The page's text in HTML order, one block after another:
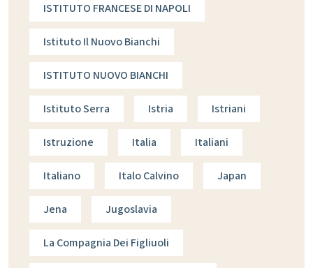
ISTITUTO FRANCESE DI NAPOLI
Istituto Il Nuovo Bianchi
ISTITUTO NUOVO BIANCHI
Istituto Serra Istria Istriani
Istruzione Italia Italiani
Italiano Italo Calvino Japan
Jena Jugoslavia
La Compagnia Dei Figliuoli